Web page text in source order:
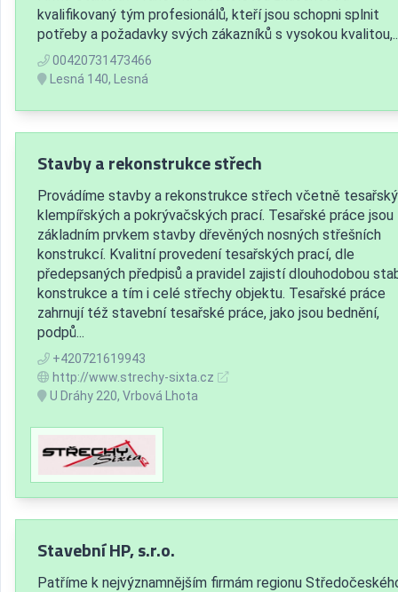
kvalifikovaný tým profesionálů, kteří jsou schopni splnit
potřeby a požadavky svých zákazníků s vysokou
00420731473466
Lesná 140, Lesná
Stavby a rekonstrukce střech
Provádíme stavby a rekonstrukce střech včetně
klempířských a pokrývačských prací. Tesařské práce jsou
základním prvkem stavby dřevěných nosných střešních
konstrukcí. Kvalitní provedení tesařských prací, dle
předepsaných předpisů a pravidel zajistí dlouhodobou
konstrukce a tím i celé střechy objektu. Tesařské práce
zahrnují též stavební tesařské práce, jako jsou bednění,
podpů...
+420721619943
http://www.strechy-sixta.cz
U Dráhy 220, Vrbová Lhota
Stavební HP, s.r.o.
Patříme k nejvýznamnějším firmám regionu